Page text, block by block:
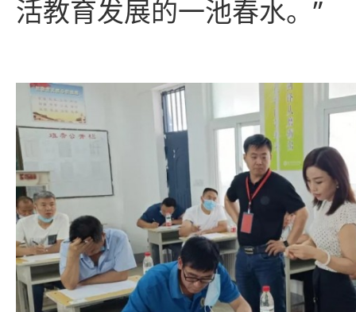
活教育发展的一池春水。”